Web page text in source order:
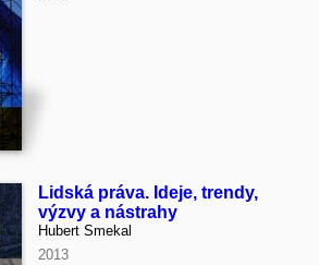
Lidská práva. Ideje, trendy,
výzvy a nástrahy
Hubert Smekal
2013